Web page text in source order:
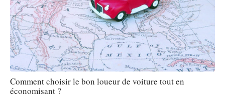
Comment choisir le bon loueur de voiture tout en
économisant ?